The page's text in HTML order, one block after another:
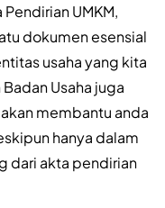
UMKM,
dokumen esensial
usaha yang kita
Usaha juga
membantu anda
hanya dalam
dari akta pendirian